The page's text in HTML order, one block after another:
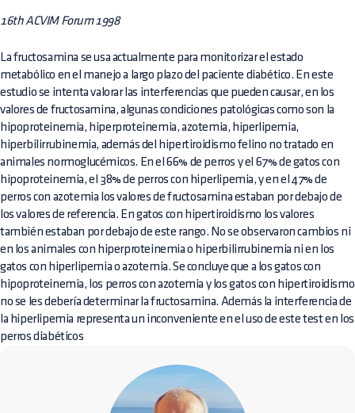
16th ACVIM Forum 1998
La fructosamina se usa actualmente para monitorizar el estado
metabólico en el manejo a largo plazo del paciente diabético. En este
estudio se intenta valorar las interferencias que pueden causar, en los
valores de fructosamina, algunas condiciones patológicas como son la
hipoproteinemia, hiperproteinemia, azotemia, hiperlipemia,
hiperbilirrubinemia, además del hipertiroidismo felino no tratado en
animales normoglucémicos. En el 66% de perros y el 67% de gatos con
hipoproteinemia, el 38% de perros con hiperlipemia, y en el 47% de
perros con azotemia los valores de fructosamina estaban por debajo de
los valores de referencia. En gatos con hipertiroidismo los valores
también estaban por debajo de este rango. No se observaron cambios ni
en los animales con hiperproteinemia o hiperbilirrubinemia ni en los
gatos con hiperlipemia o azotemia. Se concluye que a los gatos con
hipoproteinemia, los perros con azotemia y los gatos con hipertiroidismo
no se les debería determinar la fructosamina. Además la interferencia de
la hiperlipemia representa un inconveniente en el uso de este test en los
perros diabéticos